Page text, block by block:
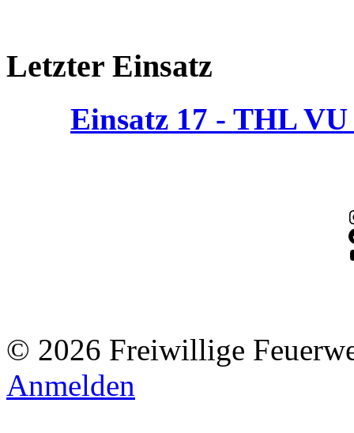
Letzter Einsatz
Einsatz 17 - THL
© 2026 Freiwillige
Anmelden